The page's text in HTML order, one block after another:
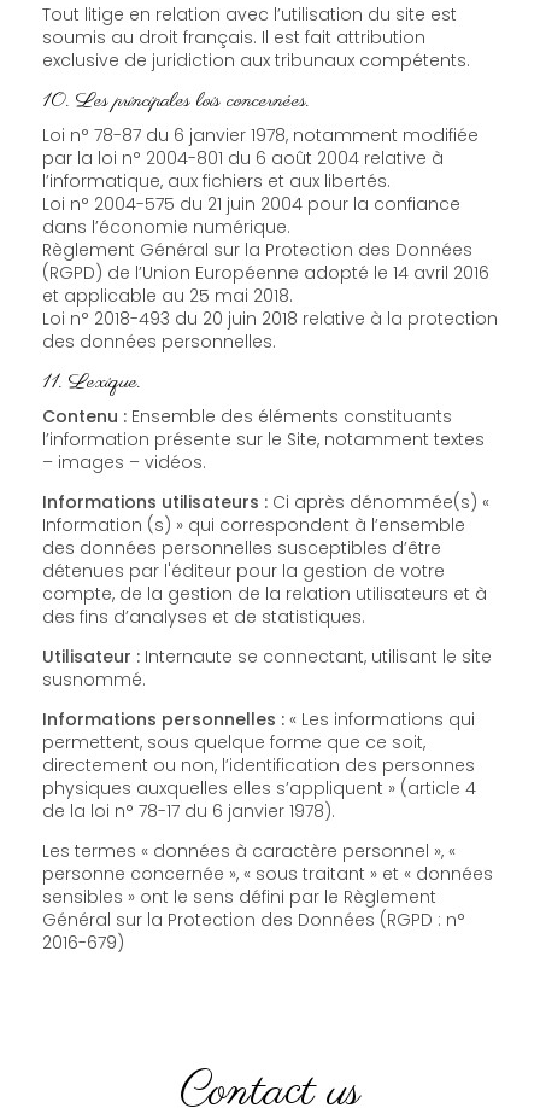
Tout litige en relation avec l’utilisation du site est
soumis au droit français. Il est fait attribution
exclusive de juridiction aux tribunaux compétents.
10. Les principales lois concernées.
Loi n° 78-87 du 6 janvier 1978, notamment modifiée
par la loi n° 2004-801 du 6 août 2004 relative à
l’informatique, aux fichiers et aux libertés.
Loi n° 2004-575 du 21 juin 2004 pour la confiance
dans l’économie numérique.
Règlement Général sur la Protection des Données
(RGPD) de l’Union Européenne adopté le 14 avril 2016
et applicable au 25 mai 2018.
Loi n° 2018-493 du 20 juin 2018 relative à la protection
des données personnelles.
11. Lexique.
Contenu : Ensemble des éléments constituants
l’information présente sur le Site, notamment textes
– images – vidéos.
Informations utilisateurs : Ci après dénommée(s) «
Information (s) » qui correspondent à l’ensemble
des données personnelles susceptibles d’être
détenues par l'éditeur pour la gestion de votre
compte, de la gestion de la relation utilisateurs et à
des fins d’analyses et de statistiques.
Utilisateur : Internaute se connectant, utilisant le site
susnommé.
Informations personnelles : « Les informations qui
permettent, sous quelque forme que ce soit,
directement ou non, l’identification des personnes
physiques auxquelles elles s’appliquent » (article 4
de la loi n° 78-17 du 6 janvier 1978).
Les termes « données à caractère personnel », «
personne concernée », « sous traitant » et « données
sensibles » ont le sens défini par le Règlement
Général sur la Protection des Données (RGPD : n°
2016-679)
Contact us